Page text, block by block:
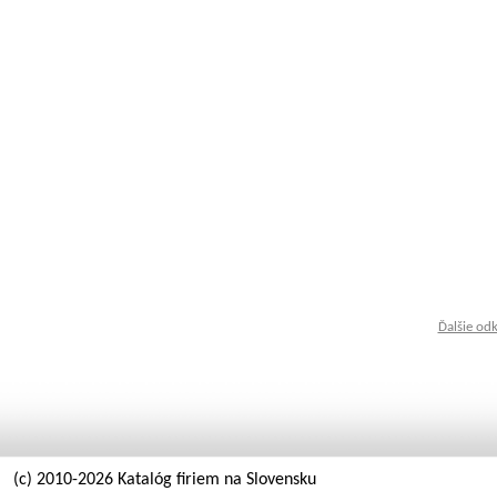
Ďalšie
(c) 2010-2026 Katalóg firiem na Slovensku